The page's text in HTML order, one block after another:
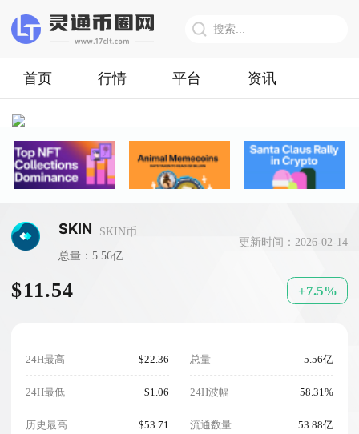
首页 行情 平台 资讯
SKIN
SKIN币
总量：5.56亿
更新时间：2026-02-14
$11.54 +7.5%
24H最高 $22.36
24H最低 $1.06
历史最高 $53.71
总量 5.56亿
24H波幅 58.31%
流通数量 53.88亿